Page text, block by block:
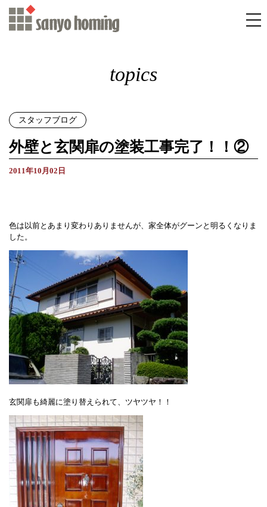
topics
スタッフブログ
外壁と玄関扉の塗装工事完了！！②
2011年10月02日
色は以前とあまり変わりありませんが、家全体がグーンと明るくなりま
した。
玄関扉も綺麗に塗り替えられて、ツヤツヤ！！